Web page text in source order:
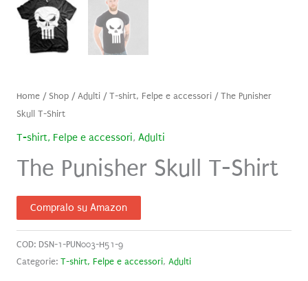
Home/ Shop/Adulti/T-shirt, Felpe e accessori/ The Punisher
Skull T-Shirt
T-shirt, Felpe e accessori, Adulti
The Punisher Skull T-Shirt
Compralo su Amazon
COD: DSN-1-PUN003-H51-9
Categorie: T-shirt, Felpe e accessori, Adulti